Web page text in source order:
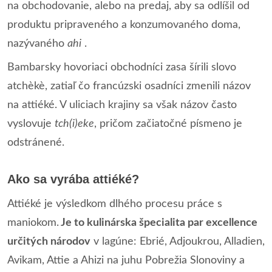
na obchodovanie, alebo na predaj, aby sa odlíšil od
produktu pripraveného a konzumovaného doma,
nazývaného ahi .
Bambarsky hovoriaci obchodníci zasa šírili slovo
atchèkè, zatiaľ čo francúzski osadníci zmenili názov
na attiéké. V uliciach krajiny sa však názov často
vyslovuje tch(i)eke, pričom začiatočné písmeno je
odstránené.
Ako sa vyrába attiéké?
Attiéké je výsledkom dlhého procesu práce s
maniokom. Je to kulinárska špecialita par excellence
určitých národov v lagúne: Ebrié, Adjoukrou, Alladien,
Avikam, Attie a Ahizi na juhu Pobrežia Slonoviny a